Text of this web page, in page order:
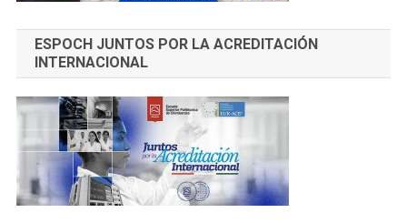
ESPOCH JUNTOS POR LA ACREDITACIÓN
INTERNACIONAL